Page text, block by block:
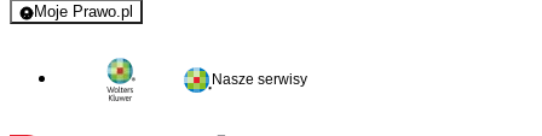
Moje Prawo.pl
- rejestracja i logowanie do serwisu
Nasze serwisy